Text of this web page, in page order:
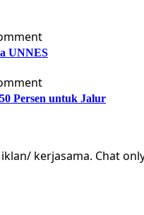
UNNES
Persen untuk Jalur
kerjasama. Chat